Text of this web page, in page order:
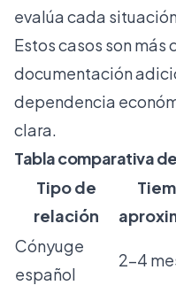
evalúa cada
Estos casos son
documentación
dependencia
clara.
Tabla comparativa
Tipo de
relación
Cónyuge
español
2-4